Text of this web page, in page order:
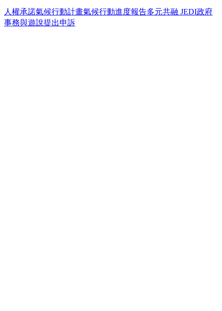
人權承諾氣候行動計畫氣候行動進度報告多元共融 JEDI政府
事務與遊說提出申訴